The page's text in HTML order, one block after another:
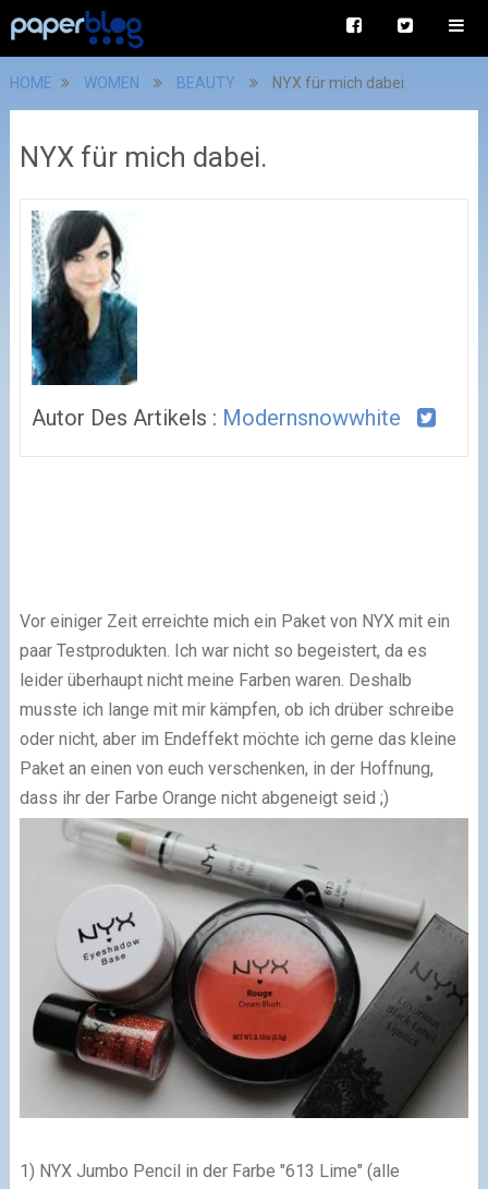
HOME WOMEN BEAUTY NYX für mich dabei.
NYX für mich dabei.
Autor Des Artikels : Modernsnowwhite
Vor einiger Zeit erreichte mich ein Paket von NYX mit ein
paar Testprodukten. Ich war nicht so begeistert, da es
leider überhaupt nicht meine Farben waren. Deshalb
musste ich lange mit mir kämpfen, ob ich drüber schreibe
oder nicht, aber im Endeffekt möchte ich gerne das kleine
Paket an einen von euch verschenken, in der Hoffnung,
dass ihr der Farbe Orange nicht abgeneigt seid ;)
1) NYX Jumbo Pencil in der Farbe "613 Lime" (alle